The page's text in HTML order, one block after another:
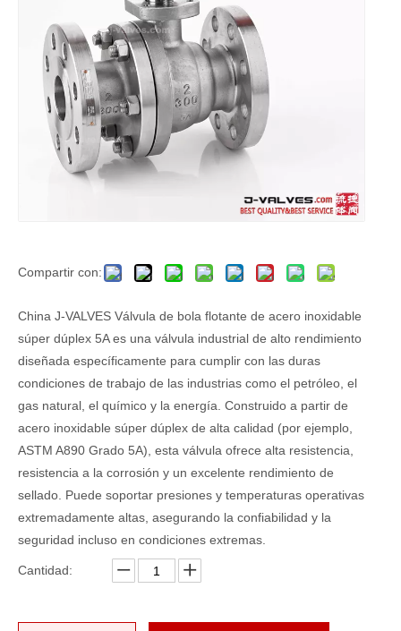
Compartir con:
China J-VALVES Válvula de bola flotante de acero inoxidable
súper dúplex 5A es una válvula industrial de alto rendimiento
diseñada específicamente para cumplir con las duras
condiciones de trabajo de las industrias como el petróleo, el
gas natural, el químico y la energía. Construido a partir de
acero inoxidable súper dúplex de alta calidad (por ejemplo,
ASTM A890 Grado 5A), esta válvula ofrece alta resistencia,
resistencia a la corrosión y un excelente rendimiento de
sellado. Puede soportar presiones y temperaturas operativas
extremadamente altas, asegurando la confiabilidad y la
seguridad incluso en condiciones extremas.
Cantidad: